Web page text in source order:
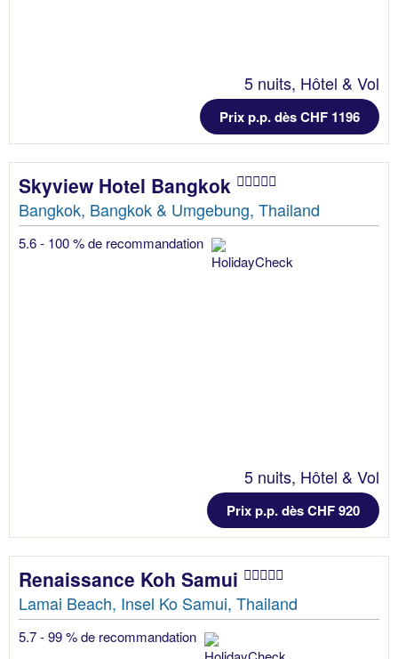
5 nuits, Hôtel & Vol
Prix p.p. dès CHF 1196
Skyview Hotel Bangkok
Bangkok, Bangkok & Umgebung, Thailand
5.6 - 100 % de recommandation
5 nuits, Hôtel & Vol
Prix p.p. dès CHF 920
Renaissance Koh Samui
Lamai Beach, Insel Ko Samui, Thailand
5.7 - 99 % de recommandation